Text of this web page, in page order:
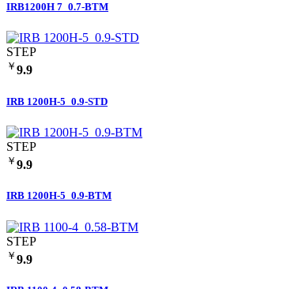
IRB1200H 7_0.7-BTM
STEP
￥ 9.9
IRB 1200H-5_0.9-STD
STEP
￥ 9.9
IRB 1200H-5_0.9-BTM
STEP
￥ 9.9